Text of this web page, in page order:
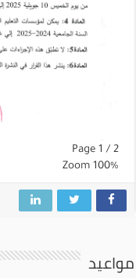
Page 1 / 2
Zoom 100%
مواعيد